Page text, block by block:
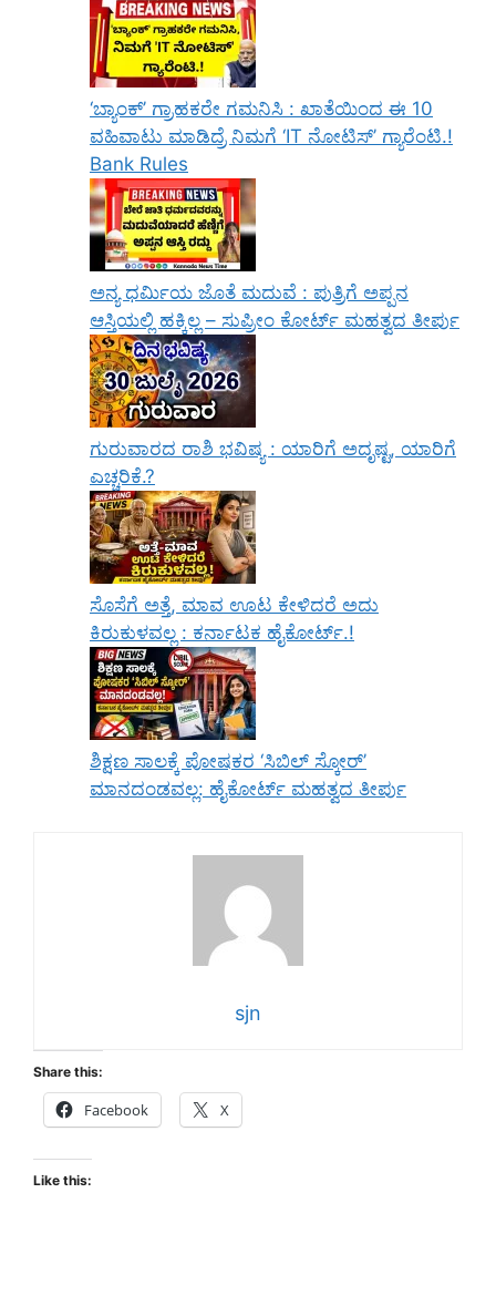
‘ಬ್ಯಾಂಕ್’ ಗ್ರಾಹಕರೇ ಗಮನಿಸಿ : ಖಾತೆಯಿಂದ ಈ 10
ವಹಿವಾಟು ಮಾಡಿದ್ರೆ ನಿಮಗೆ ‘IT ನೋಟಿಸ್’ ಗ್ಯಾರೆಂಟಿ.!
Bank Rules
ಅನ್ಯ ಧರ್ಮಿಯ ಜೊತೆ ಮದುವೆ : ಪುತ್ರಿಗೆ ಅಪ್ಪನ
ಆಸ್ತಿಯಲ್ಲಿ ಹಕ್ಕಿಲ್ಲ – ಸುಪ್ರೀಂ ಕೋರ್ಟ್ ಮಹತ್ವದ ತೀರ್ಪು
ಗುರುವಾರದ ರಾಶಿ ಭವಿಷ್ಯ : ಯಾರಿಗೆ ಅದೃಷ್ಟ, ಯಾರಿಗೆ
ಎಚ್ಚರಿಕೆ.?
ಸೊಸೆಗೆ ಅತ್ತೆ, ಮಾವ ಊಟ ಕೇಳಿದರೆ ಅದು
ಕಿರುಕುಳವಲ್ಲ : ಕರ್ನಾಟಕ ಹೈಕೋರ್ಟ್.!
ಶಿಕ್ಷಣ ಸಾಲಕ್ಕೆ ಪೋಷಕರ ‘ಸಿಬಿಲ್ ಸ್ಕೋರ್’
ಮಾನದಂಡವಲ್ಲ: ಹೈಕೋರ್ಟ್ ಮಹತ್ವದ ತೀರ್ಪು
sjn
Share this:
Facebook X
Like this: